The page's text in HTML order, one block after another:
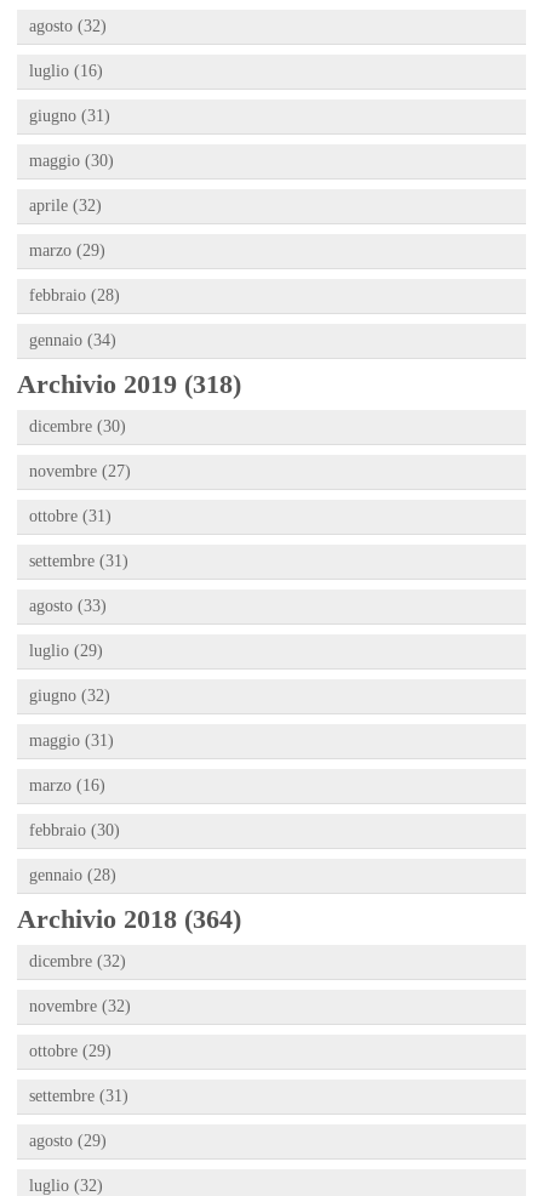
agosto (32)
luglio (16)
giugno (31)
maggio (30)
aprile (32)
marzo (29)
febbraio (28)
gennaio (34)
Archivio 2019 (318)
dicembre (30)
novembre (27)
ottobre (31)
settembre (31)
agosto (33)
luglio (29)
giugno (32)
maggio (31)
marzo (16)
febbraio (30)
gennaio (28)
Archivio 2018 (364)
dicembre (32)
novembre (32)
ottobre (29)
settembre (31)
agosto (29)
luglio (32)